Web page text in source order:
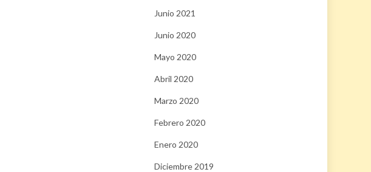
Junio 2021
Junio 2020
Mayo 2020
Abril 2020
Marzo 2020
Febrero 2020
Enero 2020
Diciembre 2019